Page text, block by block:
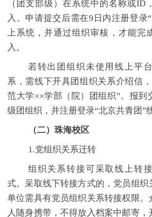
（团支部级）在系统中的名称或ID
入。申请提交后需在9日内注册登录
上系统，并通过组织审核，才能完
入。
若转出团组织未使用线上平
系，需线下开具团组织关系介绍信
范大学××学部（院）团组织”。报到
级团组织，并注册登录“北京共青团”
（二）珠海校区
1.党组织关系迁转
组织关系转接可采取线上转
式。采取线下转接方式的，党员组织
单位需具有党员组织关系转接权限。
人随身携带，不得放入档案中邮寄，